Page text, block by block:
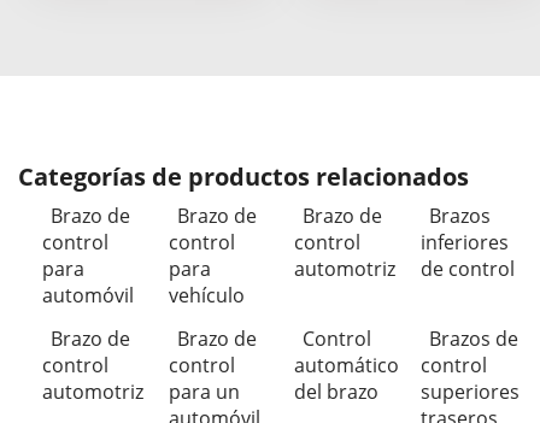
Categorías de productos relacionados
Brazo de
control
para
automóvil
Brazo de
control
para
vehículo
Brazo de
control
automotriz
Brazos
inferiores
de control
Brazo de
control
automotriz
Brazo de
control
para un
Control
automático
del brazo
Brazos de
control
superiores